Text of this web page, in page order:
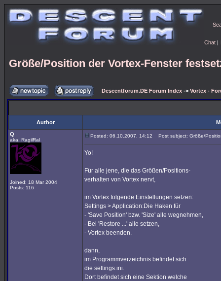
Chat |
Größe/Position der Vortex-Fenster
Descentforum.DE Forum Index -> Vortex -
Author
Q
aka. RagilRal
Joined: 18 Mar 2004
Posts: 116
Posted: 06.10.2007, 14:12 Post subject: Größe/
Yo!
Für alle jene, die das Größen/Positions-
verhalten von Vortex nervt,
im Vortex folgende Einstellungen setzen:
Settings > Application:Die Haken für
- 'Save Position' bzw. 'Size' alle wegnehmen,
- Bei 'Restore ...' alle setzen,
- Vortex beenden.
dann,
im Programmverzeichnis befindet sich
die settings.ini.
Dort befindet sich eine Sektion welche